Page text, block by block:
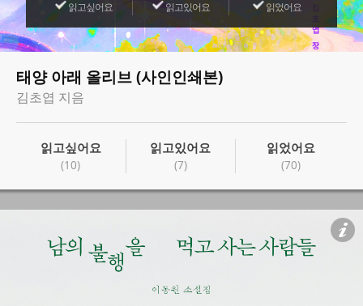
읽고싶어요 읽고있어요 읽었어요
태양 아래 올리브 (사인인쇄본)
김초엽 지음
읽고싶어요
(10)
읽고있어요
(7)
읽었어요
(70)